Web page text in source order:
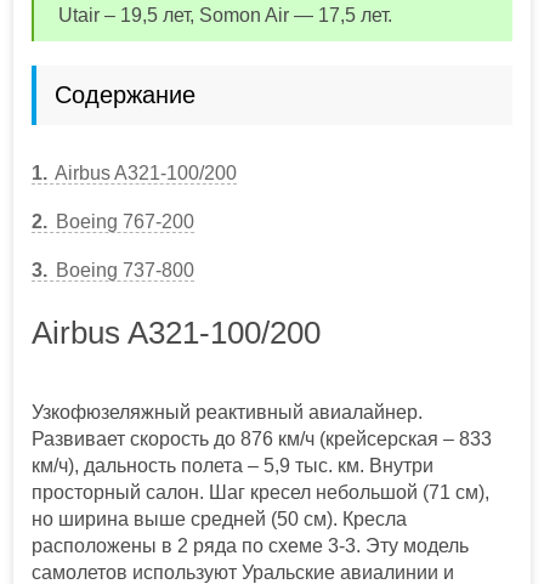
Utair – 19,5 лет, Somon Air — 17,5 лет.
Содержание
1 Airbus A321‑100/200
2 Boeing 767‑200
3 Boeing 737‑800
Airbus A321‑100/200
Узкофюзеляжный реактивный авиалайнер.
Развивает скорость до 876 км/ч (крейсерская – 833
км/ч), дальность полета – 5,9 тыс. км. Внутри
просторный салон. Шаг кресел небольшой (71 см),
но ширина выше средней (50 см). Кресла
расположены в 2 ряда по схеме 3-3. Эту модель
самолетов используют Уральские авиалинии и